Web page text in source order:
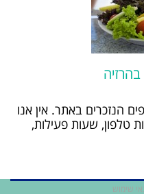
הנזכרים באתר. אין אנו
טלפון, שעות פעילות,
שימוש